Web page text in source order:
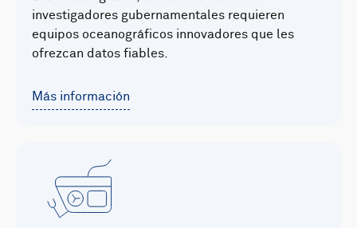
investigadores gubernamentales requieren
equipos oceanográficos innovadores que les
ofrezcan datos fiables.
Más información